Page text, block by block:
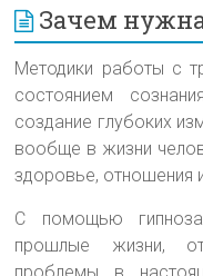
Зачем
Методики работы с
состоянием
создание глубоких
вообще в жизни
здоровье, отношения
С помощью
прошлые жизни,